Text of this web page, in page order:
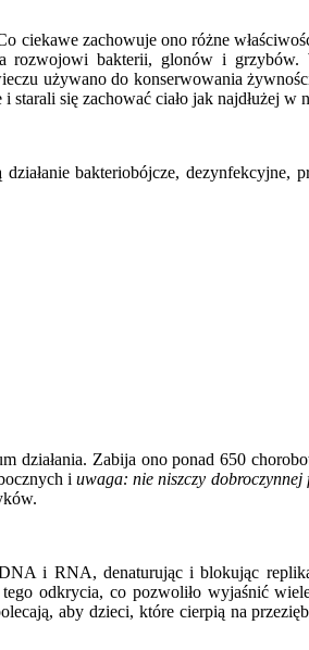
ciekawe zachowuje ono różne
bakterii, glonów i grzybów.
używano do konserwowania
się zachować ciało jak najdłużej w
bakteriobójcze, dezynfekcyjne,
działania. Zabija ono ponad 650
i uwaga: nie niszczy
i RNA, denaturując i blokując
odkrycia, co pozwoliło wyjaśnić
aby dzieci, które cierpią na